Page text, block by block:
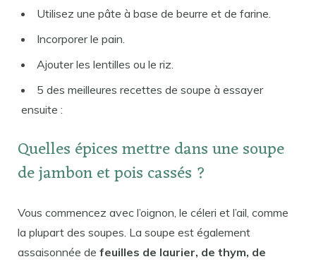
Utilisez une pâte à base de beurre et de farine.
Incorporer le pain.
Ajouter les lentilles ou le riz.
5 des meilleures recettes de soupe à essayer
ensuite :
Quelles épices mettre dans une soupe
de jambon et pois cassés ?
Vous commencez avec l’oignon, le céleri et l’ail, comme
la plupart des soupes. La soupe est également
assaisonnée de feuilles de laurier, de thym, de